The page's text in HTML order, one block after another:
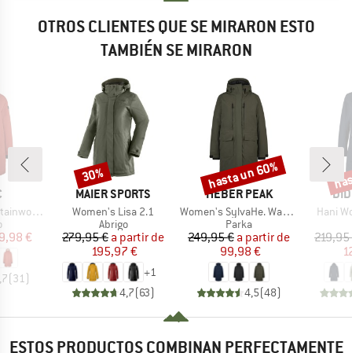
OTROS CLIENTES QUE SE MIRARON ESTO
TAMBIÉN SE MIRARON
Oversized Coat
group
reducido
€
(31)
MARCA
MAIER SPORTS
Artículo
Women's Lisa 2.1
Product group
Abrigo
Precio
279,95 € Precio reducido
a partir de
195,97 €
+1
4,7(63)
Descuento
30%
MARCA
HEBER PEAK
Artículo
Women's SylvaHe. Warm Parka
Product group
Parka
Precio
249,95 € Precio reducido
a partir de
99,98 €
4,5(48)
Descuento
hasta un 60%
Artículo
Hani
ESTOS PRODUCTOS COMBINAN PERFECTAMENTE